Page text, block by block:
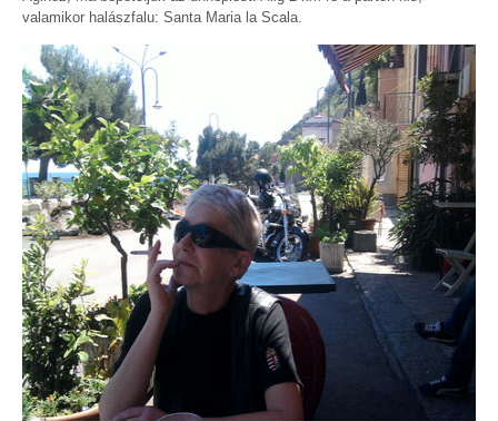
valamikor halászfalu: Santa Maria la Scala.